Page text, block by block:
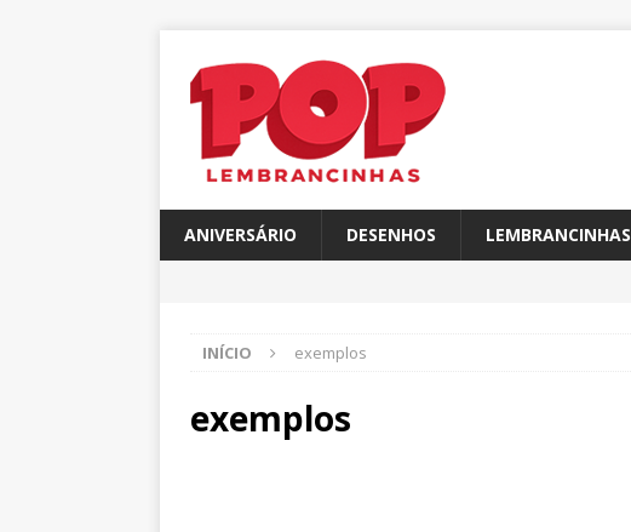
ANIVERSÁRIO DESENHOS LEMBRANCINHAS
INÍCIO exemplos
exemplos